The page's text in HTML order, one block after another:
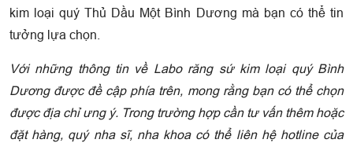
kim loại quý Thủ Dầu Một Bình Dương mà bạn có thể tin
tưởng lựa chọn.
Với những thông tin về Labo răng sứ kim loại quý Bình
Dương được đề cập phía trên, mong rằng bạn có thể chọn
được địa chỉ ưng ý. Trong trường hợp cần tư vấn thêm hoặc
đặt hàng, quý nha sĩ, nha khoa có thể liên hệ hotline của